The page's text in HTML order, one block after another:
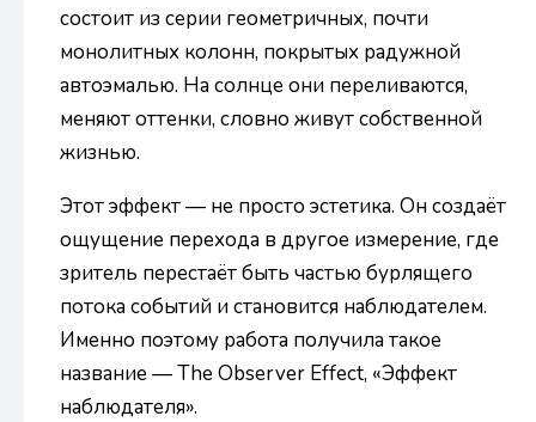
состоит из серии геометричных, почти
монолитных колонн, покрытых радужной
автоэмалью. На солнце они переливаются,
меняют оттенки, словно живут собственной
жизнью.
Этот эффект — не просто эстетика. Он создаёт
ощущение перехода в другое измерение, где
зритель перестаёт быть частью бурлящего
потока событий и становится наблюдателем.
Именно поэтому работа получила такое
название — The Observer Effect, «Эффект
наблюдателя».